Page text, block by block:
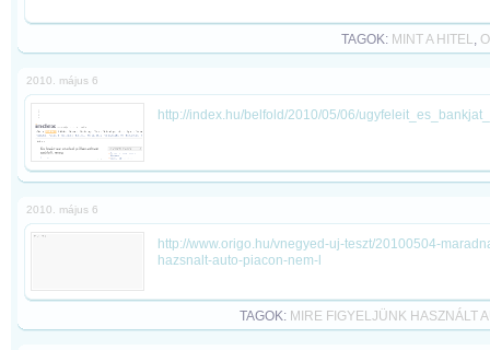
TAGOK: MINT A HITEL,
2010. május 6
http://index.hu/belfold/2010/05/06/
2010. május 6
http://www.origo.hu/vnegyed-uj-teszt/20100504-
hazsnalt-auto-piacon-nem-l
TAGOK: MIRE FIGYELJÜNK HASZNÁLT